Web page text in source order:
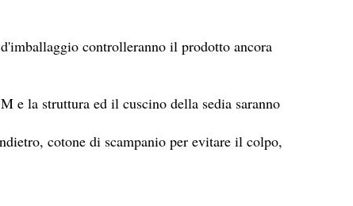
controlleranno il prodotto ancora
e la struttura ed il cuscino della sedia saranno
cotone di scampanio per evitare il colpo,